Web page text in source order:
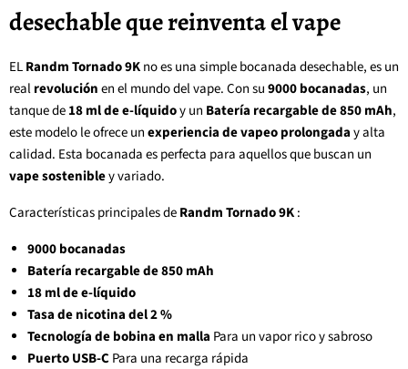
desechable que reinventa el vape
ELRandm Tornado 9Kno es una simple bocanada desechable, es un
realrevoluciónen el mundo del vape. Con su9000 bocanadas, un
tanque de18 ml de e-líquidoy un Batería recargable de 850 mAh,
este modelo le ofrece unexperiencia de vapeo prolongaday alta
calidad. Esta bocanada es perfecta para aquellos que buscan un
vape sostenibley variado.
Características principales deRandm Tornado 9K:
9000 bocanadas
Batería recargable de 850 mAh
18 ml de e-líquido
Tasa de nicotina del 2 %
Tecnología de bobina en malla Para un vapor rico y sabroso
Puerto USB-CPara una recarga rápida